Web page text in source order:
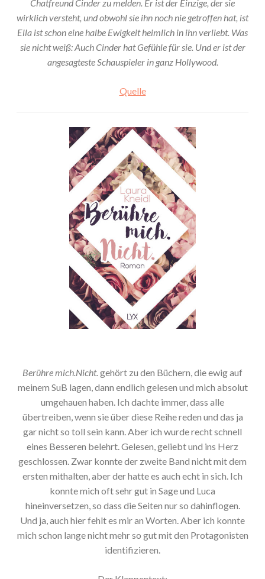
Chatfreund Cinder zu melden. Er ist der Einzige, der sie
wirklich versteht, und obwohl sie ihn noch nie getroffen hat, ist
Ella ist schon eine halbe Ewigkeit heimlich in ihn verliebt. Was
sie nicht weiß: Auch Cinder hat Gefühle für sie. Und er ist der
angesagteste Schauspieler in ganz Hollywood.
Quelle
Berühre mich.Nicht. gehört zu den Büchern, die ewig auf
meinem SuB lagen, dann endlich gelesen und mich absolut
umgehauen haben. Ich dachte immer, dass alle
übertreiben, wenn sie über diese Reihe reden und das ja
gar nicht so toll sein kann. Aber ich wurde recht schnell
eines Besseren belehrt. Gelesen, geliebt und ins Herz
geschlossen. Zwar konnte der zweite Band nicht mit dem
ersten mithalten, aber der hatte es auch echt in sich. Ich
konnte mich oft sehr gut in Sage und Luca
hineinversetzen, so dass die Seiten nur so dahinflogen.
Und ja, auch hier fehlt es mir an Worten. Aber ich konnte
mich schon lange nicht mehr so gut mit den Protagonisten
identifizieren.